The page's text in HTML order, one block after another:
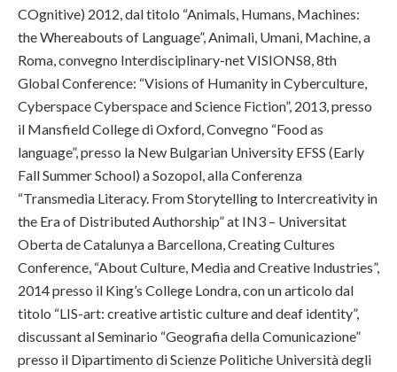
COgnitive) 2012, dal titolo “Animals, Humans, Machines:
the Whereabouts of Language”, Animali, Umani, Machine, a
Roma, convegno Interdisciplinary-net VISIONS8, 8th
Global Conference: “Visions of Humanity in Cyberculture,
Cyberspace Cyberspace and Science Fiction”, 2013, presso
il Mansfield College di Oxford, Convegno “Food as
language”, presso la New Bulgarian University EFSS (Early
Fall Summer School) a Sozopol, alla Conferenza
“Transmedia Literacy. From Storytelling to Intercreativity in
the Era of Distributed Authorship” at IN3 – Universitat
Oberta de Catalunya a Barcellona, Creating Cultures
Conference, “About Culture, Media and Creative Industries”,
2014 presso il King’s College Londra, con un articolo dal
titolo “LIS-art: creative artistic culture and deaf identity”,
discussant al Seminario “Geografia della Comunicazione”
presso il Dipartimento di Scienze Politiche Università degli